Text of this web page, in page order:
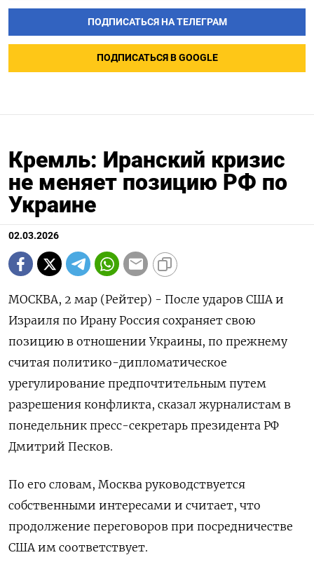
ПОДПИСАТЬСЯ НА ТЕЛЕГРАМ
ПОДПИСАТЬСЯ В GOOGLE
Кремль: Иранский кризис
не меняет позицию РФ по
Украине
02.03.2026
МОСКВА, 2 мар (Рейтер) - После ударов США и
Израиля ‌по Ирану Россия сохраняет свою
позицию в отношении Украины, ​по прежнему ​
считая политико-дипломатическое ​
урегулирование предпочтительным путем
⁠разрешения ‌конфликта, сказал журналистам в
‌понедельник пресс-секретарь президента РФ
Дмитрий ​Песков.
По его ‌словам, Москва руководствуется ​
собственными интересами и считает, что
‌продолжение переговоров при посредничестве
США им соответствует.